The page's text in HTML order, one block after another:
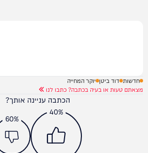
חדשות דוד ביטן יוקר המחייה
מצאתם טעות או בעיה בכתבה? כתבו לנו
הכתבה עניינה אותך?
40%
60%